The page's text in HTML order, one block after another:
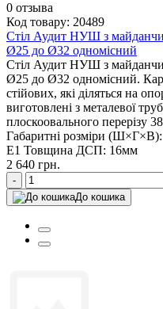
0 отзыва
Код товару: 20489
Стіл Аудит НУШ з
Ø25 до Ø32 одномісний
Стіл Аудит НУШ з
Ø25 до Ø32 одномісний.
стійових, які діляться на
виготовлені з металевої
плоскоовального перерізу
Габаритні розміри (Ш×Г×В):
Е1 Товщина ДСП: 16мм
2 640 грн.
-
До кошика